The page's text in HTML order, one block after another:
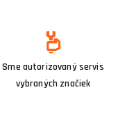
Sme autorizovaný servis
vybraných značiek